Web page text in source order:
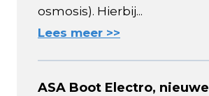
osmosis). Hierbij...
Lees meer >>
ASA Boot Electro, nieuwe